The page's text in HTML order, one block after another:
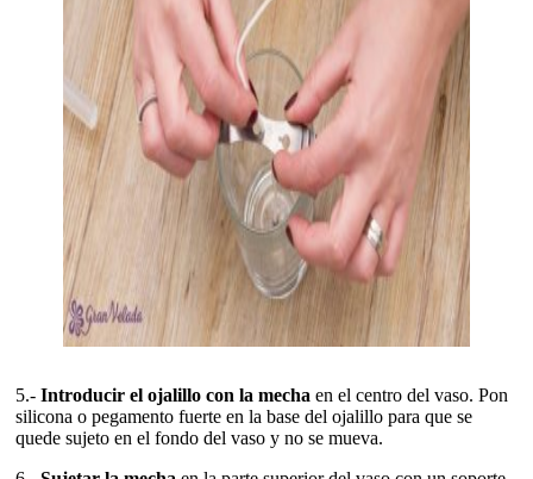
5.- Introducir el ojalillo con la mecha en el centro del vaso. Pon
silicona o pegamento fuerte en la base del ojalillo para que se
quede sujeto en el fondo del vaso y no se mueva.